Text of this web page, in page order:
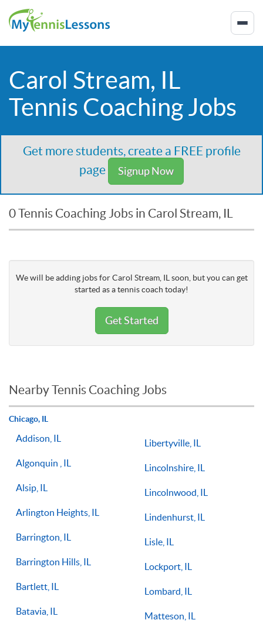
Carol Stream, IL
Tennis Coaching Jobs
Get more students, create a FREE profile
page
Signup Now
0 Tennis Coaching Jobs in Carol Stream, IL
We will be adding jobs for Carol Stream, IL soon, but you can get
started as a tennis coach today!
Get Started
Nearby Tennis Coaching Jobs
Chicago, IL
Addison, IL
Algonquin , IL
Alsip, IL
Arlington Heights, IL
Barrington, IL
Barrington Hills, IL
Bartlett, IL
Batavia, IL
Libertyville, IL
Lincolnshire, IL
Lincolnwood, IL
Lindenhurst, IL
Lisle, IL
Lockport, IL
Lombard, IL
Matteson, IL